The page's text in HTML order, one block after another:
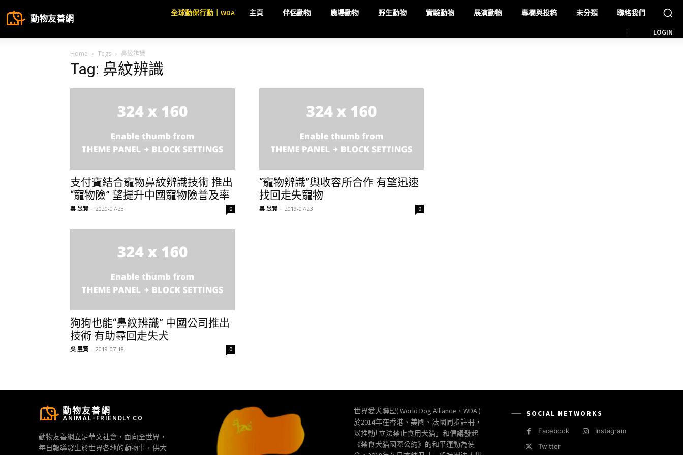
動物友善網
全球動保行動｜WDA 主頁 伴侶動物 農場動物 野生動物 實驗動物 展演動物 專欄與投稿 未分類 聯絡我們
LOGIN
Home Tags 鼻紋辨識
Tag: 鼻紋辨識
支付寶結合寵物鼻紋辨識技術 推出
“寵物險” 望提升中國寵物險普及率
吳 昱賢 - 2020-07-23 0
“寵物辨識”與收容所合作 有望迅速
找回走失寵物
吳 昱賢 - 2019-07-23 0
狗狗也能“鼻紋辨識” 中國公司推出
技術 有助尋回走失犬
吳 昱賢 - 2019-07-18 0
動物友善網
ANIMAL-FRIENDLY.CO
動物友善網立足華文社會，面向全世界，
每日報導發生於世界各地的動物事，供大
世界愛犬聯盟( World Dog Alliance，WDA )
於2014年在香港、美國、法國同步註冊，
以推動｢立法禁止食用犬貓」和倡議發起
《禁食犬貓國際公約》的和平運動為使
SOCIAL NETWORKS
Facebook
Instagram
Twitter